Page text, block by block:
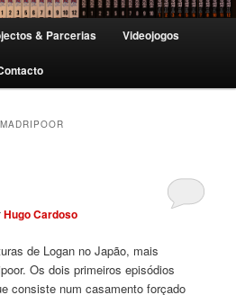
& Parcerias Videojogos
MADRIPOOR
Hugo Cardoso
de Logan no Japão, mais
Os dois primeiros episódios
consiste num casamento forçado